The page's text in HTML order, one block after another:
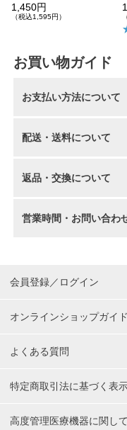
1,450円
（税込1,595円）
お買い物ガイド
お支払い方法について
配送・送料について
返品・交換について
営業時間・お問い合わ
会員登録／ログイン
オンラインショップガイド
よくある質問
特定商取引法に基づく表
高度管理医療機器に関して